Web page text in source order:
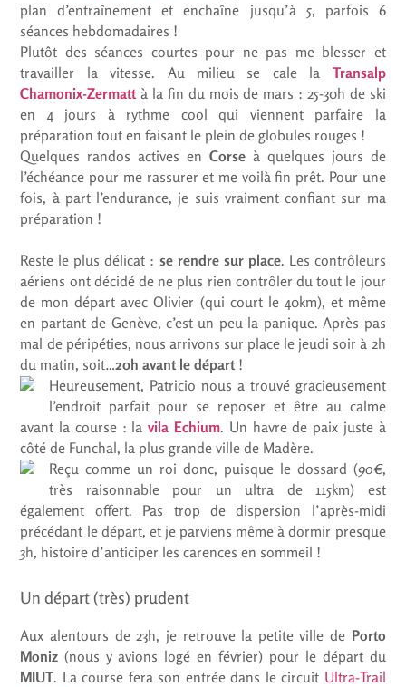
plan d’entraînement et enchaîne jusqu’à 5, parfois 6
séances hebdomadaires !
Plutôt des séances courtes pour ne pas me blesser et
travailler la vitesse. Au milieu se cale la Transalp
Chamonix-Zermattà la fin du mois de mars : 25-30h de ski
en 4 jours à rythme cool qui viennent parfaire la
préparation tout en faisant le plein de globules rouges !
Quelques randos actives en Corse à quelques jours de
l’échéance pour me rassurer et me voilà fin prêt. Pour une
fois, à part l’endurance, je suis vraiment confiant sur ma
préparation !
Reste le plus délicat : se rendre sur place. Les contrôleurs
aériens ont décidé de ne plus rien contrôler du tout le jour
de mon départ avec Olivier (qui court le 40km), et même
en partant de Genève, c’est un peu la panique. Après pas
mal de péripéties, nous arrivons sur place le jeudi soir à 2h
du matin, soit…20h avant le départ !
Heureusement, Patricio nous a trouvé gracieusement
l’endroit parfait pour se reposer et être au calme
avant la course : la vila Echium. Un havre de paix juste à
côté de Funchal, la plus grande ville de Madère.
Reçu comme un roi donc, puisque le dossard (90€,
très raisonnable pour un ultra de 115km) est
également offert. Pas trop de dispersion l’après-midi
précédant le départ, et je parviens même à dormir presque
3h, histoire d’anticiper les carences en sommeil !
Un départ (très) prudent
Aux alentours de 23h, je retrouve la petite ville de Porto
Moniz (nous y avions logé en février) pour le départ du
MIUT. La course fera son entrée dans le circuit Ultra-Trail